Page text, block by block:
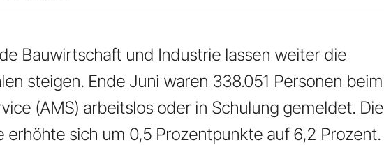
Bauwirtschaft und Industrie lassen weiter die
steigen. Ende Juni waren 338.051 Personen beim
(AMS) arbeitslos oder in Schulung gemeldet. Die
erhöhte sich um 0,5 Prozentpunkte auf 6,2 Prozent.